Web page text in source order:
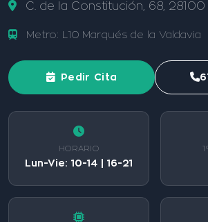
C. de la Constitución, 68,
Metro: L10 Marqués de la Valdavia
Pedir Cita
HORARIO
Lun-Vie: 10-14 | 16-21